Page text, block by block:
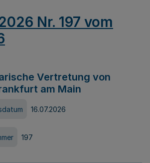
Nr. 197 vom
Vertretung von
am Main
16.07.2026
197